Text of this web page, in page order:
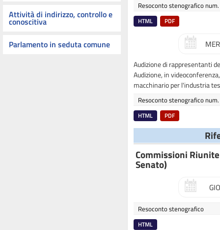
Attività di indirizzo, controllo e
conoscitiva
Parlamento in seduta comune
Resoconto stenografico
HTML PDF
Audizione di rappresentanti
Audizione, in
macchinario per l'industria
Resoconto stenografico
HTML PDF
Commissioni
Senato)
Resoconto stenografico
HTML